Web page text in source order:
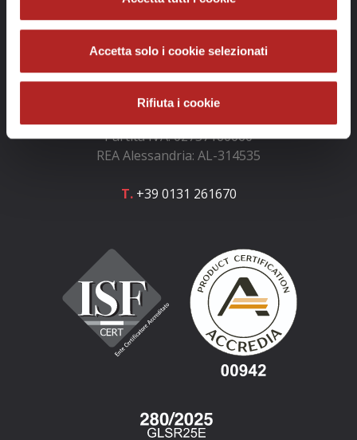
Accetta solo i cookie selezionati
Rifiuta i cookie
Info e contatti
GOLOSARIO e GOLOSARIA S.r.l.
Partita IVA: 02757160060
REA Alessandria: AL-314535
T.+39 0131 261670